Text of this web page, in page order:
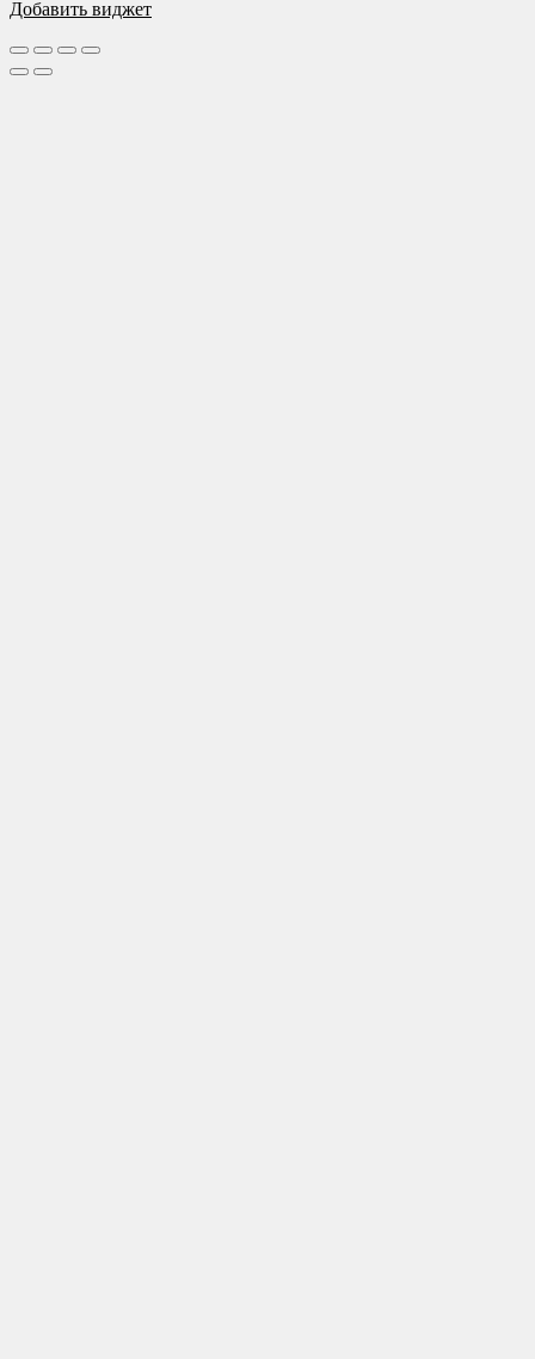
Добавить виджет